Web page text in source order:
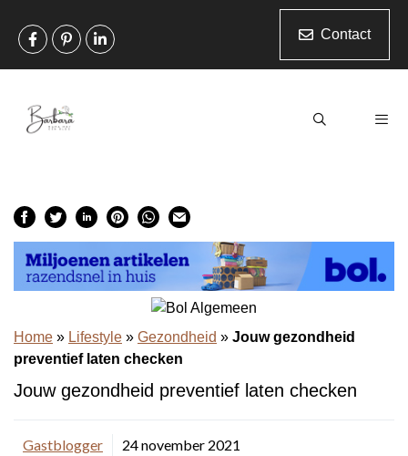
naar
Contact
Home » Lifestyle » Gezondheid » Jouw gezondheid
preventief laten checken
Jouw gezondheid preventief laten checken
Gastblogger 24 november 2021